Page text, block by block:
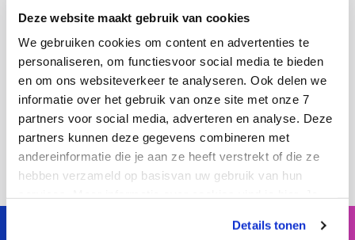
Deze website maakt gebruik van cookies
We gebruiken cookies om content en advertenties te
personaliseren, om functiesvoor social media te bieden
en om ons websiteverkeer te analyseren. Ook delen we
informatie over het gebruik van onze site met onze 7
partners voor social media, adverteren en analyse. Deze
partners kunnen deze gegevens combineren met
andereinformatie die je aan ze heeft verstrekt of die ze
hebben verzameld op basisvan uw gebruik van hun
aanpassen via de CO-knop linksonder. Lees meer over
Details tonen
Download persbericht als PDF
Download pdf